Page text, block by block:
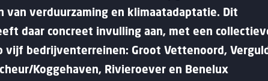
van verduurzaming en klimaatadaptatie. Dit
daar concreet invulling aan, met een
vijf bedrijventerreinen: Groot Vettenoord,
Koggehaven, Rivieroever en Benelux